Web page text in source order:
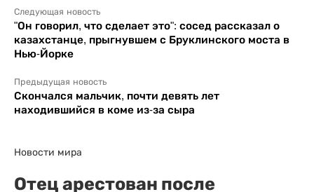
Следующая новость
"Он говорил, что сделает это": сосед рассказал о
казахстанце, прыгнувшем с Бруклинского моста в
Нью-Йорке
Предыдущая новость
Скончался мальчик, почти девять лет
находившийся в коме из-за сыра
Новости мира
Отец арестован после